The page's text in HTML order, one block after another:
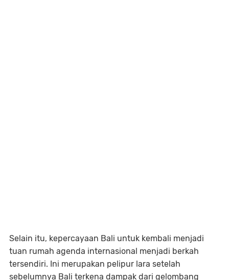
Selain itu, kepercayaan Bali untuk kembali menjadi
tuan rumah agenda internasional menjadi berkah
tersendiri. Ini merupakan pelipur lara setelah
sebelumnya Bali terkena dampak dari gelombang